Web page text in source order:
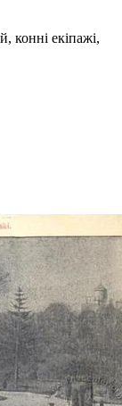
конні екіпажі,